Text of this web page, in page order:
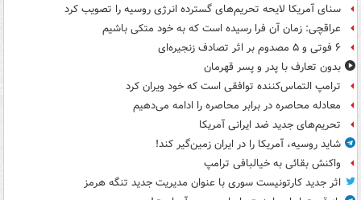
سنای آمریکا لایحه تحریم‌های گسترده انرژی روسیه را تصویب کرد
عراقچی: زمان آن فرا رسیده است که به خود متکی باشیم
۶ فوتی و ۵ مصدوم بر اثر تصادف زنجیره‌ای
بدون تعارف با پدر و پسر قهرمان
ترامپ التماس‌کننده توافقی است که خود ویران کرد
معادله محاصره در برابر محاصره را ادامه می‌دهیم
تحریم‌های جدید ضد ایرانی آمریکا
شاید روسیه، آمریکا را در ایران زمین‌گیر کند!
واکنش بقائی به خیالبافی ترامپ
اثر جدید کارتونیست سوری با عنوان مدیریت جدید تنگه هرمز